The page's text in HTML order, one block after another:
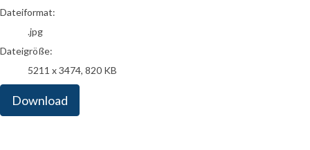
Dateiformat:
.jpg
Dateigröße:
5211 x 3474, 820 KB
Download